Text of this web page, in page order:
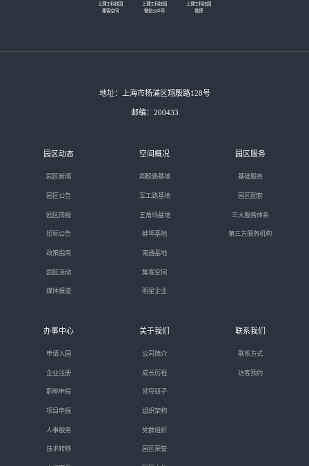
上理工科技园
集客空间
上理工科技园
微信公众号
上理工科技园
微博
地址：上海市杨浦区翔殷路128号
邮编：200433
园区动态
园区新闻
园区公告
园区简报
招标公告
政策指南
园区活动
媒体报道
空间概况
翔殷路基地
军工路基地
五角场基地
蚌埠基地
南通基地
集客空间
明星企业
园区服务
基础服务
园区配套
三大服务体系
第三方服务机构
办事中心
申请入园
企业注册
职称申报
项目申报
人事服务
技术转移
关于我们
公司简介
成长历程
领导班子
组织架构
党群组织
园区荣誉
联系我们
联系方式
访客预约